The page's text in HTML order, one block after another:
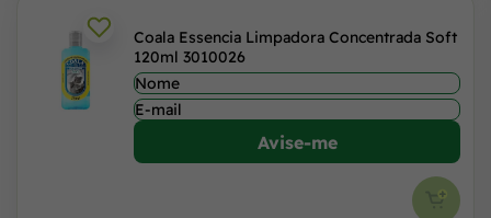
Coala Essencia Limpadora Concentrada Soft
120ml 3010026
Avise-me